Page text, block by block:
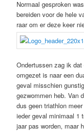
Normaal gesproken
bereiden voor de hele
raar om er deze keer
Ondertussen zag ik
omgezet is naar een
geval misschien
gezwommen heb. Van
dus geen triathlon
ieder geval minimaal 1
jaar pas worden,